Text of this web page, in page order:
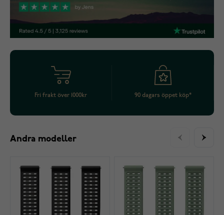
Fri frakt över 1000kr 90 dagars öppet köp*
Andra modeller